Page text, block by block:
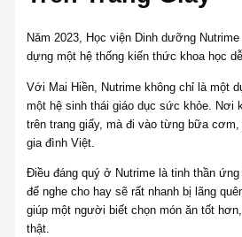
Năm 2023, Học viện Dinh dưỡng
dựng một hệ thống kiến thức khoa học
Với Mai Hiền, Nutrime không chỉ là một
một hệ sinh thái giáo dục sức khỏe. Nơi
trên trang giấy, mà đi vào từng bữa
gia đình Việt.
Điều đáng quý ở Nutrime là tinh thần
để nghe cho hay sẽ rất nhanh bị lãng
giúp một người biết chọn món ăn tốt
thật.